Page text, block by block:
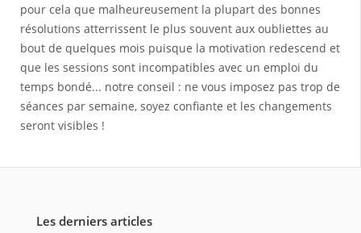
pour cela que malheureusement la plupart des bonnes
résolutions atterrissent le plus souvent aux oubliettes au
bout de quelques mois puisque la motivation redescend et
que les sessions sont incompatibles avec un emploi du
temps bondé... notre conseil : ne vous imposez pas trop de
séances par semaine, soyez confiante et les changements
seront visibles !
Les derniers articles